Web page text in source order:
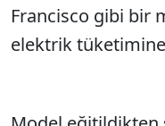
Francisco gibi bir
elektrik